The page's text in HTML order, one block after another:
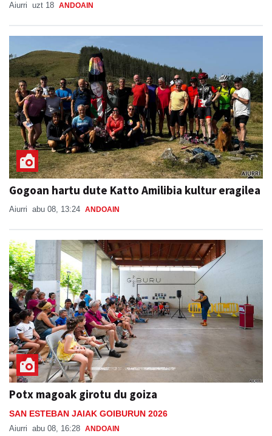
Aiurri uzt 18 ANDOAIN
Gogoan hartu dute Katto Amilibia kultur eragilea
Aiurri abu 08, 13:24 ANDOAIN
Potx magoak girotu du goiza
SAN ESTEBAN JAIAK GOIBURUN 2026
Aiurri abu 08, 16:28 ANDOAIN